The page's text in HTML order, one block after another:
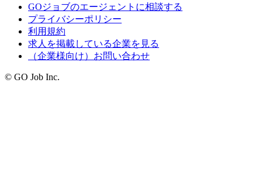
GOジョブのエージェントに相談する
プライバシーポリシー
利用規約
求人を掲載している企業を見る
（企業様向け）お問い合わせ
© GO Job Inc.